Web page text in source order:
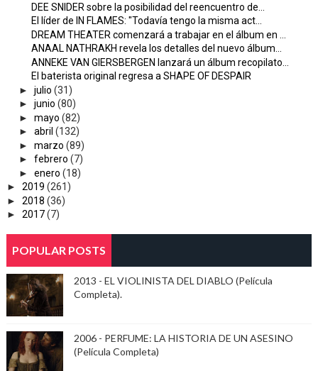
DEE SNIDER sobre la posibilidad del reencuentro de...
El líder de IN FLAMES: "Todavía tengo la misma act...
DREAM THEATER comenzará a trabajar en el álbum en ...
ANAAL NATHRAKH revela los detalles del nuevo álbum...
ANNEKE VAN GIERSBERGEN lanzará un álbum recopilato...
El baterista original regresa a SHAPE OF DESPAIR
► julio (31)
► junio (80)
► mayo (82)
► abril (132)
► marzo (89)
► febrero (7)
► enero (18)
► 2019 (261)
► 2018 (36)
► 2017(7)
POPULAR POSTS
2013 - EL VIOLINISTA DEL DIABLO (Película
Completa).
2006 - PERFUME: LA HISTORIA DE UN ASESINO
(Película Completa)